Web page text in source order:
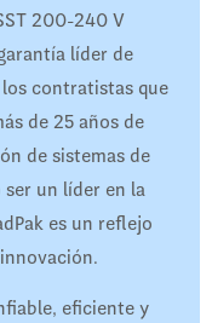
200-240 V
líder de
contratistas que
de 25 años de
de sistemas de
un líder en la
es un reflejo
eficiente y